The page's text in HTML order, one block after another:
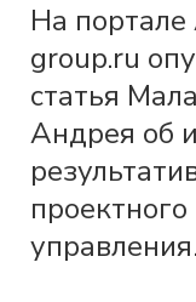
На
group.ru
статья
Андрея об
проектного
управления.